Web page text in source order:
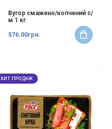
Вугор смажено/копчений с/
м 1 кг
576.00грн.
ХИТ ПРОДАЖ